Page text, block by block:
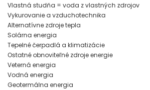
Vlastná studňa = voda z vlastných zdrojov
Vykurovanie a vzduchotechnika
Alternatívne zdroje tepla
Solárna energia
Tepelné čerpadlá a klimatizácie
Ostatné obnoviteľné zdroje energie
Veterná energia
Vodná energia
Geotermálna energia